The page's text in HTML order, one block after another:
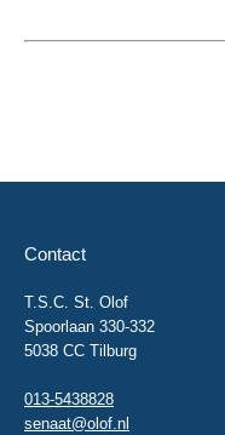
Contact
T.S.C. St. Olof
Spoorlaan 330-332
5038 CC Tilburg
013-5438828
senaat@olof.nl